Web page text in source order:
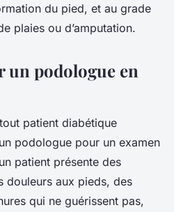
du pied, et au grade
plaies ou d’amputation.
un podologue en
patient diabétique
podologue pour un examen
patient présente des
douleurs aux pieds, des
qui ne guérissent pas,